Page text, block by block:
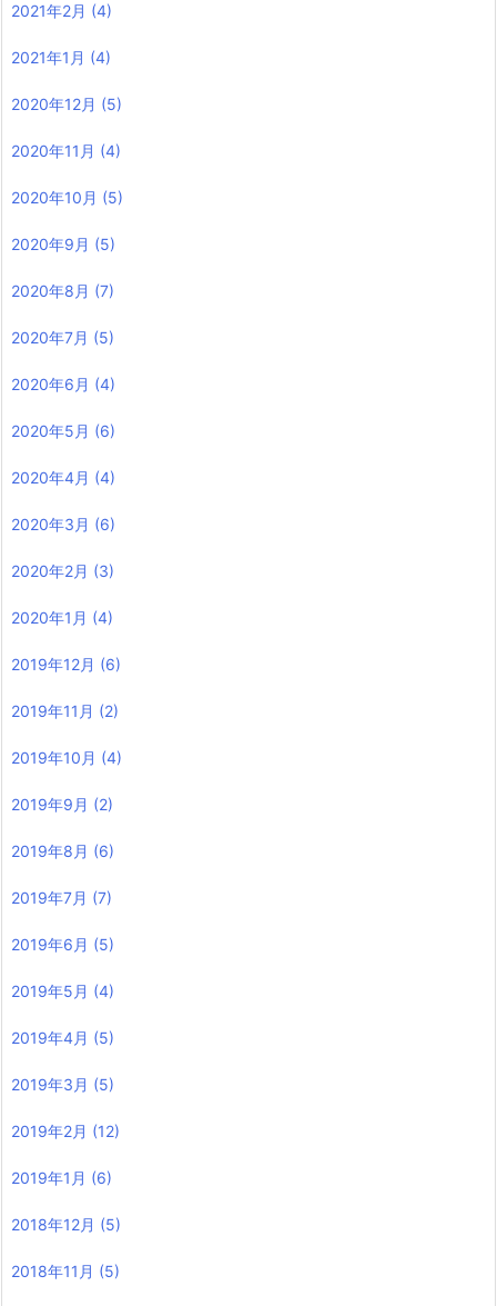
2021年2月 (4)
2021年1月 (4)
2020年12月 (5)
2020年11月 (4)
2020年10月 (5)
2020年9月 (5)
2020年8月 (7)
2020年7月 (5)
2020年6月 (4)
2020年5月 (6)
2020年4月 (4)
2020年3月 (6)
2020年2月 (3)
2020年1月 (4)
2019年12月 (6)
2019年11月 (2)
2019年10月 (4)
2019年9月 (2)
2019年8月 (6)
2019年7月 (7)
2019年6月 (5)
2019年5月 (4)
2019年4月 (5)
2019年3月 (5)
2019年2月 (12)
2019年1月 (6)
2018年12月 (5)
2018年11月 (5)